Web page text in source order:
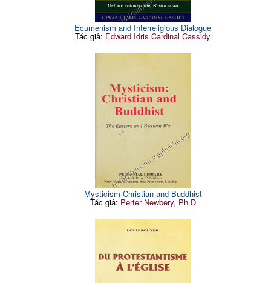
Ecumenism and Interreligious Dialogue
Tác giả: Edward Idris Cardinal Cassidy
Mysticism Christian and Buddhist
Tác giả: Perter Newbery, Ph.D